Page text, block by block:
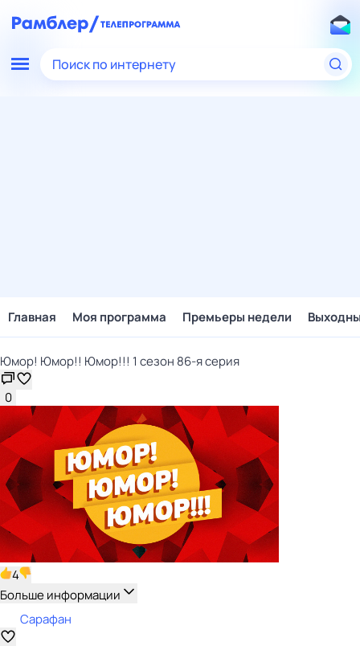
Поиск по интернету
Главная Моя программа Премьеры недели
Юмор! Юмор!! Юмор!!! 1 сезон 86-я серия
0
4
Больше информации
Сарафан